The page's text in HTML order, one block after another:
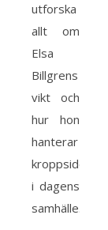
utforska
allt om
Elsa
Billgrens
vikt och
hur hon
hanterar
kroppsideal
i dagens
samhälle.